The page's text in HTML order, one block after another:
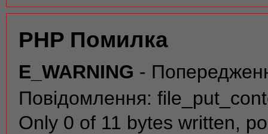
PHP Помилка
E_WARNING -
Повідомлення:
Only 0 of 11 bytes written,